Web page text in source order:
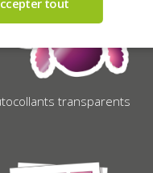
transparents